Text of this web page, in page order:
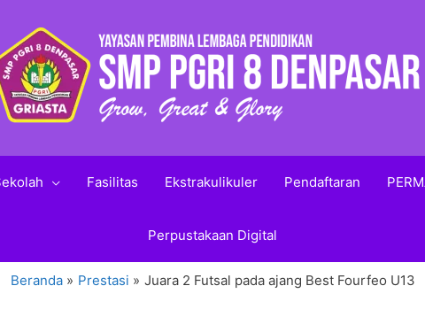
Fasilitas Ekstrakulikuler Pendaftaran
Perpustakaan Digital
Beranda Prestasi Juara 2 Futsal pada ajang Best Fourfeo U13